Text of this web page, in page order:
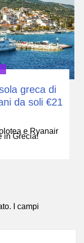
greca di
da soli €21
e Ryanair
in Grecia!
I campi